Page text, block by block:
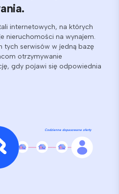
internetowych, na których
nieruchomości na wynajem.
tych serwisów w jedną bazę
otrzymywanie
gdy pojawi się odpowiednia
Codzienne dopasowane oferty